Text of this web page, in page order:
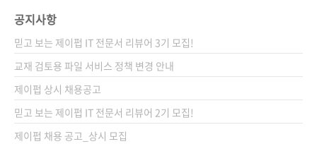
공지사항
믿고 보는 제이펍 IT 전문서 리뷰어 3기 모집!
교재 검토용 파일 서비스 정책 변경 안내
제이펍 상시 채용공고
믿고 보는 제이펍 IT 전문서 리뷰어 2기 모집!
제이펍 채용 공고_상시 모집